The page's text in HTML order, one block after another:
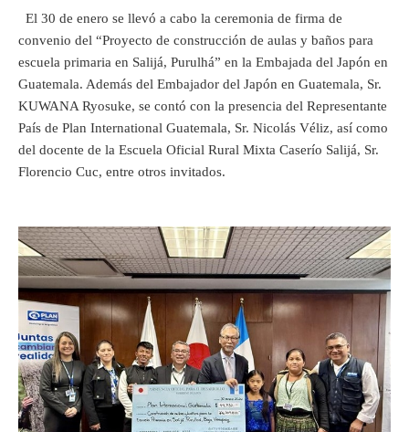
El 30 de enero se llevó a cabo la ceremonia de firma de
convenio del “Proyecto de construcción de aulas y baños para
escuela primaria en Salijá, Purulhá” en la Embajada del Japón en
Guatemala. Además del Embajador del Japón en Guatemala, Sr.
KUWANA Ryosuke, se contó con la presencia del Representante
País de Plan International Guatemala, Sr. Nicolás Véliz, así como
del docente de la Escuela Oficial Rural Mixta Caserío Salijá, Sr.
Florencio Cuc, entre otros invitados.